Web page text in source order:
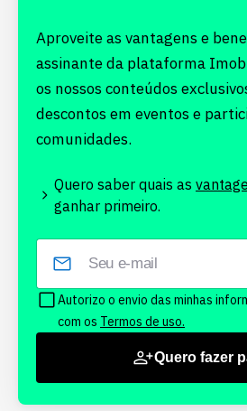
Aproveite as vantagens e
assinante da plataforma
os nossos conteúdos
descontos em eventos e
comunidades.
Quero saber quais as
ganhar primeiro.
Autorizo o envio das minhas
com os Termos de uso.
Quero fazer